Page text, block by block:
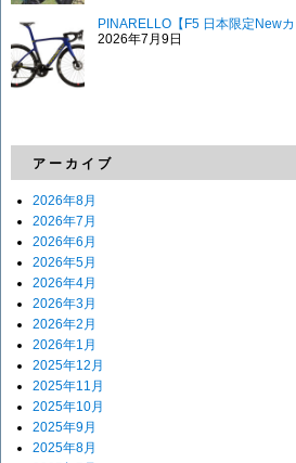
PINARELLO【F5 日本限定Newカ
2026年7月9日
アーカイブ
2026年8月
2026年7月
2026年6月
2026年5月
2026年4月
2026年3月
2026年2月
2026年1月
2025年12月
2025年11月
2025年10月
2025年9月
2025年8月